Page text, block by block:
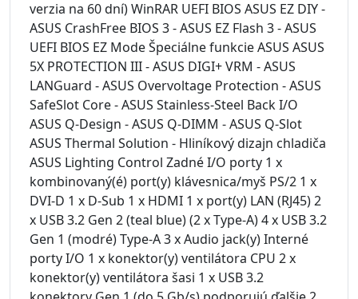
verzia na 60 dní) WinRAR UEFI BIOS ASUS EZ DIY -
ASUS CrashFree BIOS 3 - ASUS EZ Flash 3 - ASUS
UEFI BIOS EZ Mode Špeciálne funkcie ASUS ASUS
5X PROTECTION III - ASUS DIGI+ VRM - ASUS
LANGuard - ASUS Overvoltage Protection - ASUS
SafeSlot Core - ASUS Stainless-Steel Back I/O
ASUS Q-Design - ASUS Q-DIMM - ASUS Q-Slot
ASUS Thermal Solution - Hliníkový dizajn chladiča
ASUS Lighting Control Zadné I/O porty 1 x
kombinovaný(é) port(y) klávesnica/myš PS/2 1 x
DVI-D 1 x D-Sub 1 x HDMI 1 x port(y) LAN (RJ45) 2
x USB 3.2 Gen 2 (teal blue) (2 x Type-A) 4 x USB 3.2
Gen 1 (modré) Type-A 3 x Audio jack(y) Interné
porty I/O 1 x konektor(y) ventilátora CPU 2 x
konektor(y) ventilátora šasi 1 x USB 3.2